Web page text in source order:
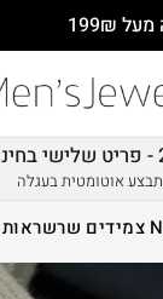
מעל 199₪
אוטומטית בעגלה
צמידים שרשראות